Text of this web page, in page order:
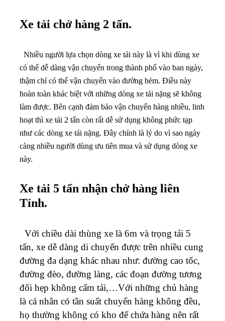
Xe tải chở hàng 2 tấn.
Nhiều người lựa chọn dòng xe tải này là vì khi dùng xe
có thể dễ dàng vận chuyển trong thành phố vào ban ngày,
thậm chí có thể vận chuyển vào đường hẻm. Điều này
hoàn toàn khác biệt với những dòng xe tải nặng sẽ không
làm được. Bên cạnh đảm bảo vận chuyển hàng nhiều, linh
hoạt thì xe tải 2 tấn còn rất dễ sử dụng không phức tạp
như các dòng xe tải nặng. Đây chính là lý do vì sao ngày
càng nhiều người dùng ưu tiên mua và sử dụng dòng xe
này.
Xe tải 5 tấn nhận chở hàng liên
Tỉnh.
Với chiều dài thùng xe là 6m và trọng tải 5
tấn, xe dễ dàng di chuyển được trên nhiều cung
đường đa dạng khác nhau như: đường cao tốc,
đường đèo, đường làng, các đoạn đường tương
đối hẹp không cấm tải,…Với những chủ hàng
là cá nhân có tần suất chuyển hàng không đều,
họ thường không có kho để chứa hàng nên rất